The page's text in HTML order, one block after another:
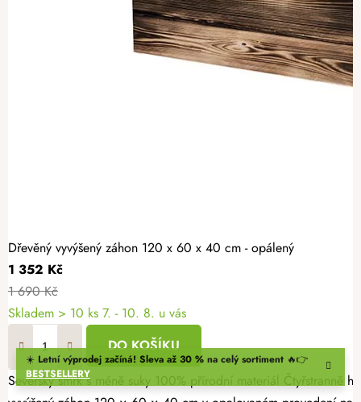
☀️ Letní výprodej začíná! Sleva až 30 % na celý sortiment 🔥👉
BESTSELLERY
Dřevěný vyvýšený záhon 120 x 60 x 40 cm - opálený
1 352 Kč
1 690 Kč
Skladem > 10 ks 7. - 10. 8. u vás
DO KOŠÍKU
Severský smrk s méně suky 100% přírodní materiál Čtyřstranně hoblovaný masiv Vypěstujte si čerstvé bylinky, zeleninu nebo jahody v záhonu, který spojuje přírodní vzhled s dlouhou životností. Dřevěný